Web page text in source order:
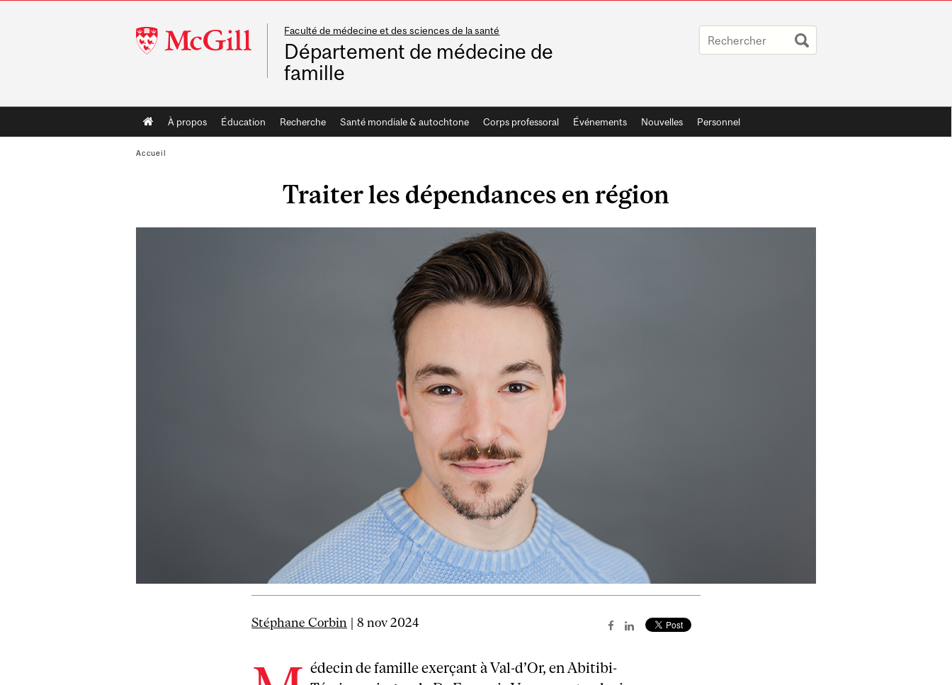
McGill
University
Faculté de médecine et des sciences de la santé
Département de médecine de
famille
Main
navigation
À propos Éducation Recherche Santé mondiale & autochtone Corps professoral Événements Nouvelles Personnel
Accueil
Traiter les dépendances en région
Stéphane Corbin | 8 nov 2024
édecin de famille exerçant à Val-d’Or, en Abitibi-